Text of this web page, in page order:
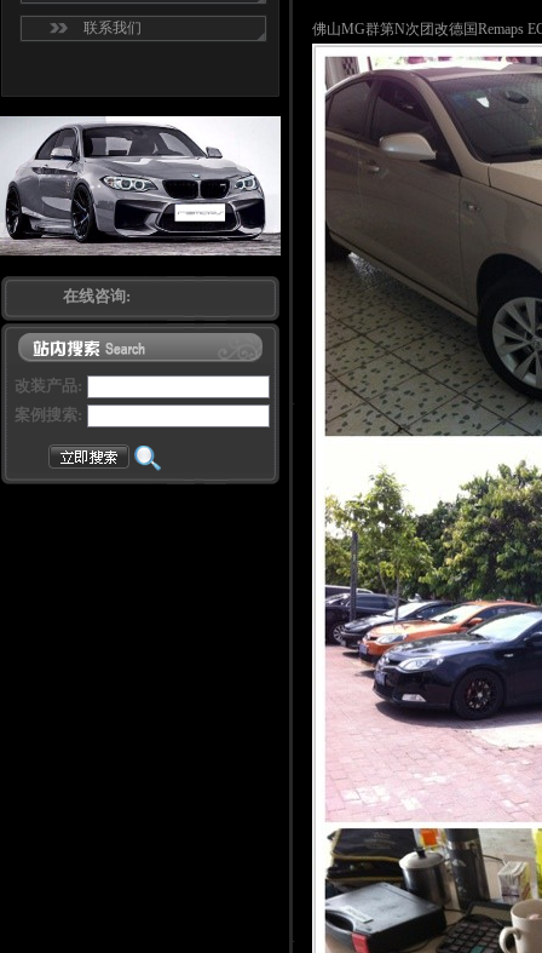
联系我们
在线咨询:
改装产品:
案例搜索:
佛山MG群第N次团改德国Remaps